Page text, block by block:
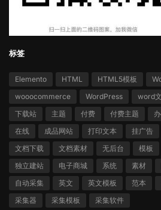
标签
Elemento HTML HTML5模板
wooocommerce
WordPress word
下载站
主题 付费 付费主题
在线
成品网站 打印文本 挂广告
文档下载
文档素材 无后台 模板
独立建站
电子商城 系统 素材
自动采集
英文 英文模板 范本
采集器
采集模板 采集软件